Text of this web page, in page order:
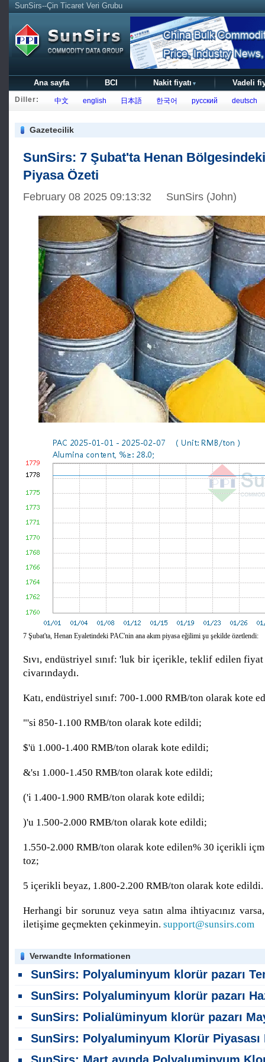
SunSirs--Çin Ticaret Veri Grubu
Ana sayfa BCI Nakit fiyatı ▼ Vadeli
Diller: 中文 english 日本語 한국어 русский deutsch
Gazetecilik
SunSirs: 7 Şubat'ta Henan
Piyasa Özeti
February 08 2025 09:13:32 SunSirs (John)
7 Şubat'ta, Henan Eyaletindeki PAC'nin ana akım piyasa eğilimi şu şekilde özetlendi:
Sıvı, endüstriyel sınıf: 'luk bir içerikle, teklif edilen
civarındaydı.
Katı, endüstriyel sınıf: 700-1.000 RMB/ton olarak kote
"'si 850-1.100 RMB/ton olarak kote edildi;
$'ü 1.000-1.400 RMB/ton olarak kote edildi;
&'sı 1.000-1.450 RMB/ton olarak kote edildi;
('i 1.400-1.900 RMB/ton olarak kote edildi;
)'u 1.500-2.000 RMB/ton olarak kote edildi;
1.550-2.000 RMB/ton olarak kote edilen% 30 içerikli
toz;
5 içerikli beyaz, 1.800-2.200 RMB/ton olarak kote edildi.
Herhangi bir sorunuz veya satın alma ihtiyacınız
iletişime geçmekten çekinmeyin. support@sunsirs.com
Verwandte Informationen
SunSirs: Polyaluminyum klorür pazarı Temmuz ayında hafif bir düşüş
SunSirs: Polyaluminyum klorür pazarı Haziran ayında stabil
SunSirs: Polialüminyum klorür pazarı Mayıs ayında stabil
SunSirs: Polyaluminyum Klorür Piyasası Nisan ayında